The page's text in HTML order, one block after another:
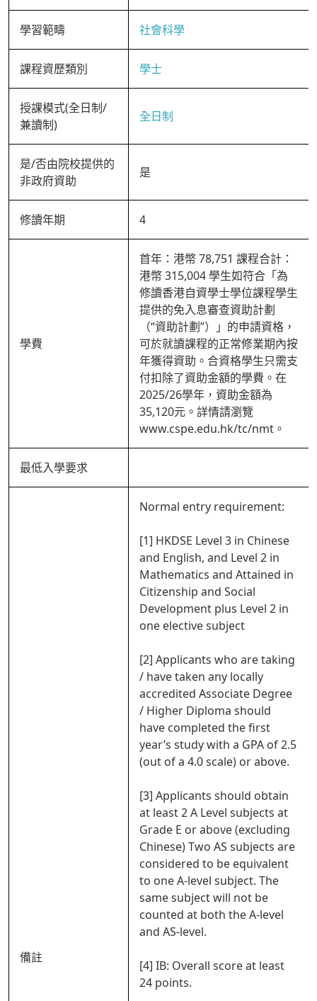
學習範疇 社會科學
課程資歷類別 學士
授課模式(全日制/
兼讀制)
全日制
是/否由院校提供的
非政府資助
是
修讀年期 4
學費
首年：港幣 78,751 課程合計：
港幣 315,004 學生如符合「為
修讀香港自資學士學位課程學生
提供的免入息審查資助計劃
（“資助計劃”）」的申請資格，
可於就讀課程的正常修業期內按
年獲得資助。合資格學生只需支
付扣除了資助金額的學費。在
2025/26學年，資助金額為
35,120元。詳情請瀏覽
www.cspe.edu.hk/tc/nmt。
最低入學要求
備註
Normal entry requirement:
[1] HKDSE Level 3 in Chinese
and English, and Level 2 in
Mathematics and Attained in
Citizenship and Social
Development plus Level 2 in
one elective subject
[2] Applicants who are taking
/ have taken any locally
accredited Associate Degree
/ Higher Diploma should
have completed the first
year’s study with a GPA of 2.5
(out of a 4.0 scale) or above.
[3] Applicants should obtain
at least 2 A Level subjects at
Grade E or above (excluding
Chinese) Two AS subjects are
considered to be equivalent
to one A-level subject. The
same subject will not be
counted at both the A-level
and AS-level.
[4] IB: Overall score at least
24 points.